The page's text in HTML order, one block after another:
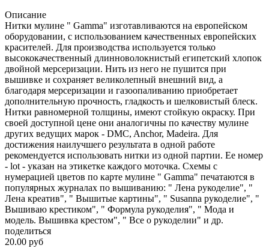
Описание
Нитки мулине " Gamma" изготавливаются на европейском
оборудовании, с использованием качественных европейских
красителей. Для производства используется только
высококачественный длинноволокнистый египетский хлопок
двойной мерсеризации. Нить из него не пушится при
вышивке и сохраняет великолепный внешний вид, а
благодаря мерсеризации и газоопаливанию приобретает
дополнительную прочность, гладкость и шелковистый блеск.
Нитки равномерной толщины, имеют стойкую окраску. При
своей доступной цене они аналогичны по качеству мулине
других ведущих марок - DMC, Anchor, Madeira. Для
достижения наилучшего результата в одной работе
рекомендуется использовать нитки из одной партии. Ее номер
- lot - указан на этикетке каждого моточка. Схемы с
нумерацией цветов по карте мулине " Gamma" печатаются в
популярных журналах по вышиванию: " Лена рукоделие", "
Лена креатив", " Вышитые картины", " Susanna рукоделие", "
Вышиваю крестиком", " Формула рукоделия", " Мода и
модель. Вышивка крестом", " Все о рукоделии" и др.
поделиться
20.00 руб